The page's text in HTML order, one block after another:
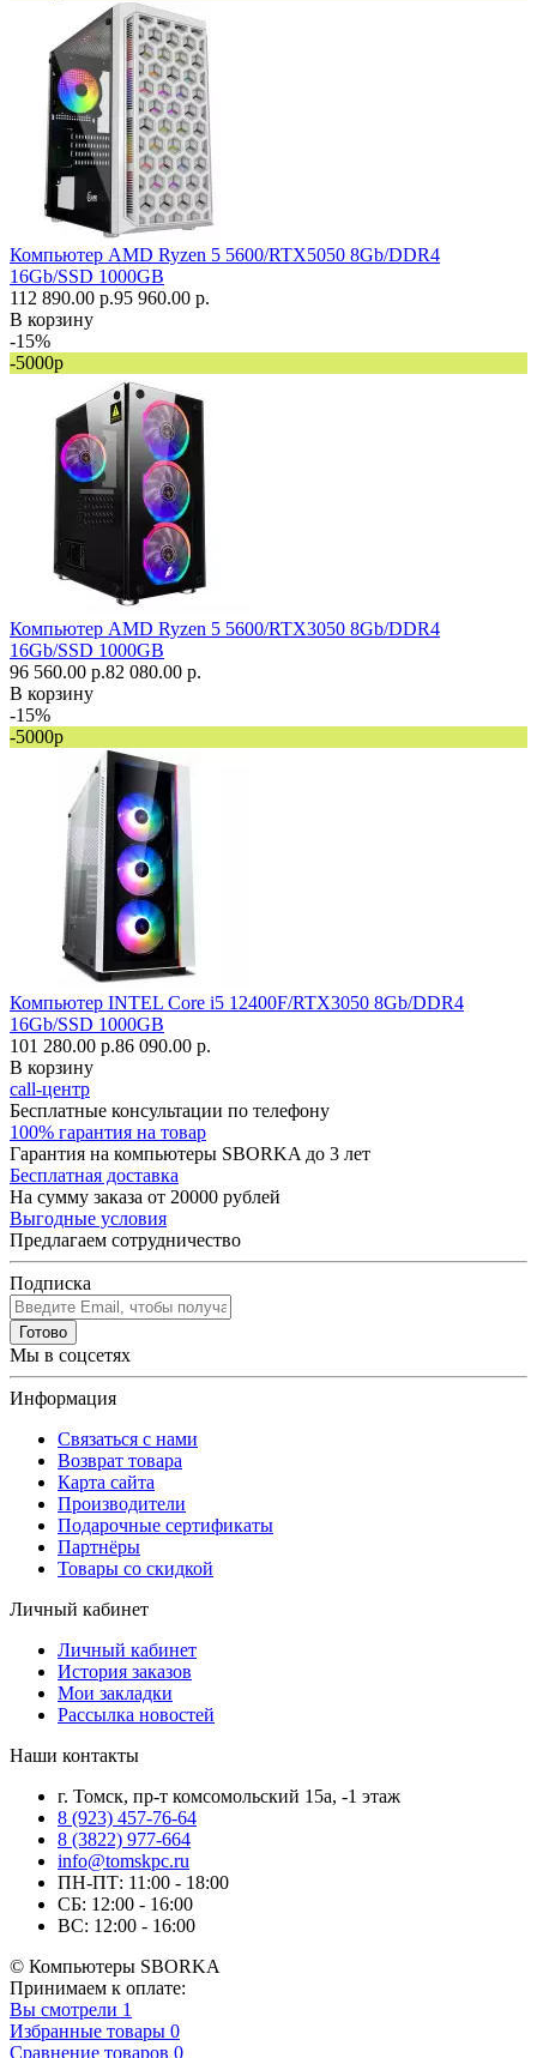
Компьютер AMD Ryzen 5 5600/RTX5050 8Gb/DDR4
16Gb/SSD 1000GB
112 890.00 р.95 960.00 р.
В корзину
-15%
-5000р
Компьютер AMD Ryzen 5 5600/RTX3050 8Gb/DDR4
16Gb/SSD 1000GB
96 560.00 р.82 080.00 р.
В корзину
-15%
-5000р
Компьютер INTEL Core i5 12400F/RTX3050 8Gb/DDR4
16Gb/SSD 1000GB
101 280.00 р.86 090.00 р.
В корзину
call-центр
Бесплатные консультации по телефону
100% гарантия на товар
Гарантия на компьютеры SBORKA до 3 лет
Бесплатная доставка
На сумму заказа от 20000 рублей
Выгодные условия
Предлагаем сотрудничество
Подписка
Готово
Мы в соцсетях
Информация
Связаться с нами
Возврат товара
Карта сайта
Производители
Подарочные сертификаты
Партнёры
Товары со скидкой
Личный кабинет
Личный кабинет
История заказов
Мои закладки
Рассылка новостей
Наши контакты
г. Томск, пр-т комсомольский 15а, -1 этаж
8 (923) 457-76-64
8 (3822) 977-664
info@tomskpc.ru
ПН-ПТ: 11:00 - 18:00
СБ: 12:00 - 16:00
ВС: 12:00 - 16:00
© Компьютеры SBORKA
Принимаем к оплате:
Вы смотрели 1
Избранные товары 0
Сравнение товаров 0